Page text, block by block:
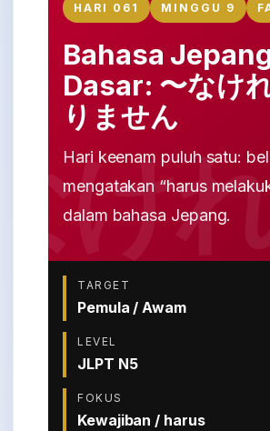
HARI 061 MINGGU 9
Bahasa
Dasar: 〜なけ
りません
Hari keenam puluh satu:
mengatakan “harus
dalam bahasa Jepang.
TARGET
Pemula / Awam
LEVEL
JLPT N5
FOKUS
Kewajiban / harus